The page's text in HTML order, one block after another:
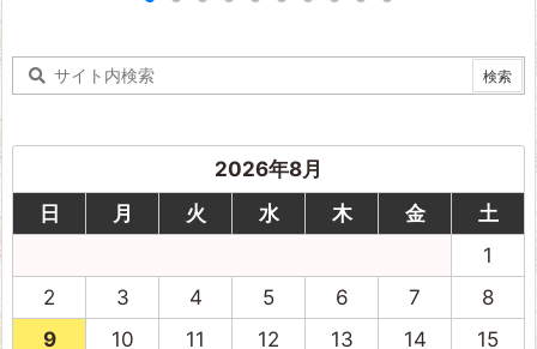
2026年8月
日
月 火 水 木 金
土
1
2
3 4 5 6 7
8
9
10 11 12 13 14
15